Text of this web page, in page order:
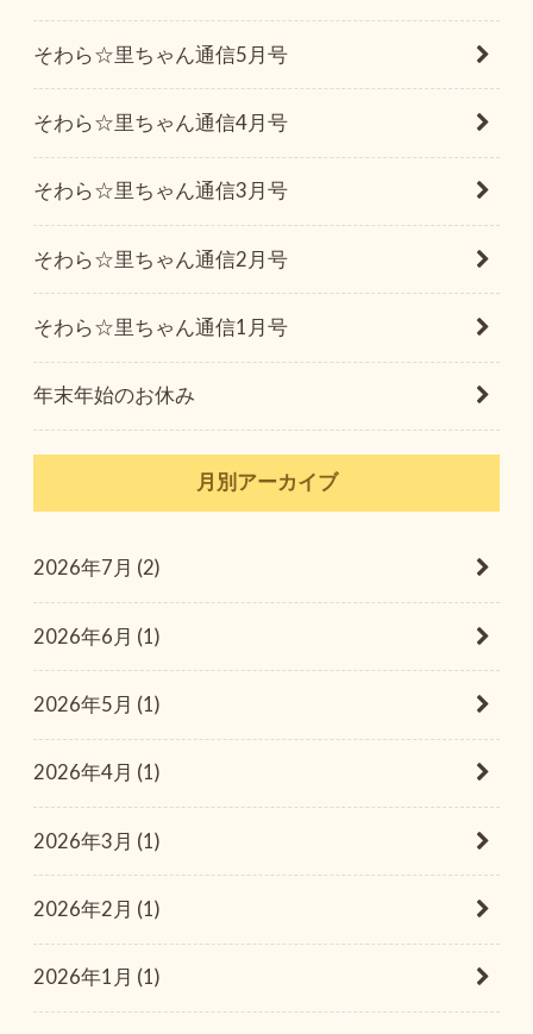
そわら☆里ちゃん通信5月号
そわら☆里ちゃん通信4月号
そわら☆里ちゃん通信3月号
そわら☆里ちゃん通信2月号
そわら☆里ちゃん通信1月号
年末年始のお休み
月別アーカイブ
2026年7月 (2)
2026年6月 (1)
2026年5月 (1)
2026年4月 (1)
2026年3月 (1)
2026年2月 (1)
2026年1月 (1)